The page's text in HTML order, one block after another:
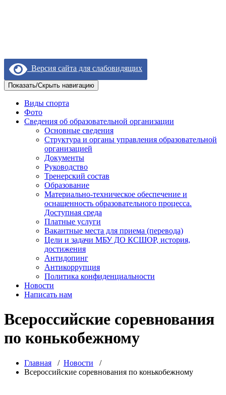
Версия сайта для слабовидящих
Показать/Скрыть навигацию
Виды спорта
Фото
Сведения об образовательной организации
Основные сведения
Структура и органы управления образовательной
организацией
Документы
Руководство
Тренерский состав
Образование
Материально-техническое обеспечение и
оснащенность образовательного процесса.
Доступная среда
Платные услуги
Вакантные места для приема (перевода)
Цели и задачи МБУ ДО КСШОР, история,
достижения
Антидопинг
Антикоррупция
Политика конфиденциальности
Новости
Написать нам
Всероссийские соревнования
по конькобежному
Главная / Новости /
Всероссийские соревнования по конькобежному